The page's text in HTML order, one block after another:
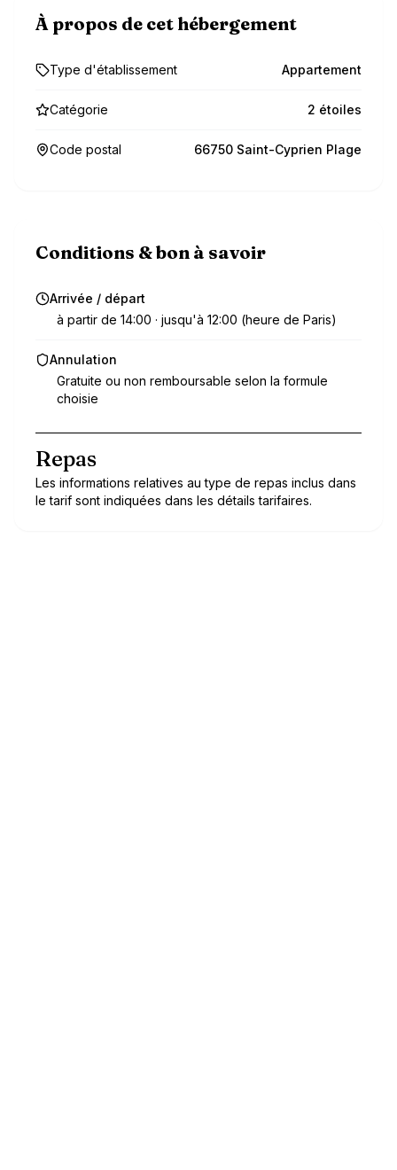
À propos de cet hébergement
Type d'établissement Appartement
Catégorie 2 étoiles
Code postal 66750 Saint-Cyprien Plage
Conditions & bon à savoir
Arrivée / départ
à partir de 14:00 · jusqu'à 12:00 (heure de Paris)
Annulation
Gratuite ou non remboursable selon la formule
choisie
Repas
Les informations relatives au type de repas inclus dans
le tarif sont indiquées dans les détails tarifaires.